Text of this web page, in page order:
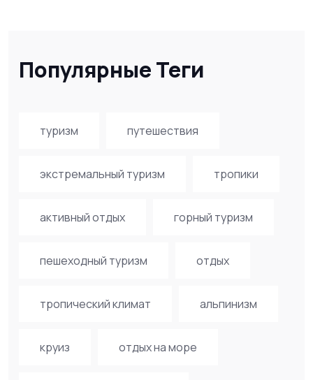
Популярные Теги
туризм путешествия
экстремальный туризм тропики
активный отдых горный туризм
пешеходный туризм отдых
тропический климат альпинизм
круиз отдых на море